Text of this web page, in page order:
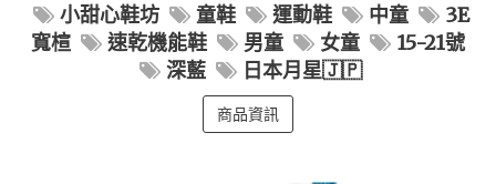
小甜心鞋坊 童鞋 運動鞋 中童
3E
寬楦
速乾機能鞋 男童 女童
15-21號
深藍
日本月星🇯🇵
商品資訊